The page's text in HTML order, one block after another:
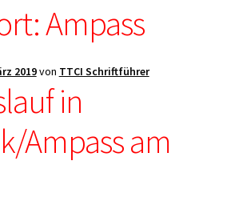
Ampass
2019von TTCI Schriftführer
in
Ampass am